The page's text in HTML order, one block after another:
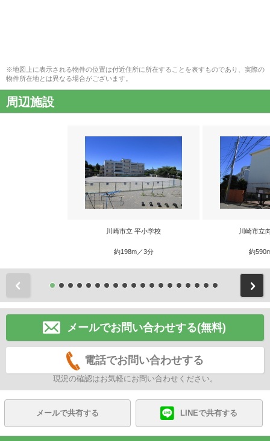
※地図上に表示される物件の位置は付近住所に所在することを表すものであり、実際の
物件所在地とは異なる場合がございます。
周辺施設
川崎市立 平小学校
約198m／3分
川崎市立
約
メールでお問い合わせする(無料)
電話でお問い合わせする
現況の確認はお気軽にお問い合わせください。
メールで共有する LINEで共有する